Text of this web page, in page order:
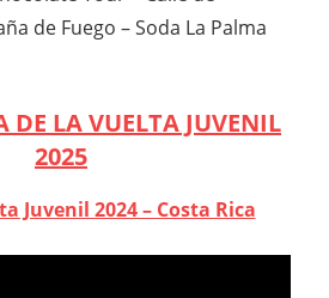
de Fuego – Soda La Palma
DE LA VUELTA JUVENIL
2025
Juvenil 2024 – Costa Rica